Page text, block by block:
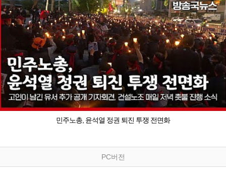
민주노총, 윤석열 정권 퇴진 투쟁 전면화
PC버전